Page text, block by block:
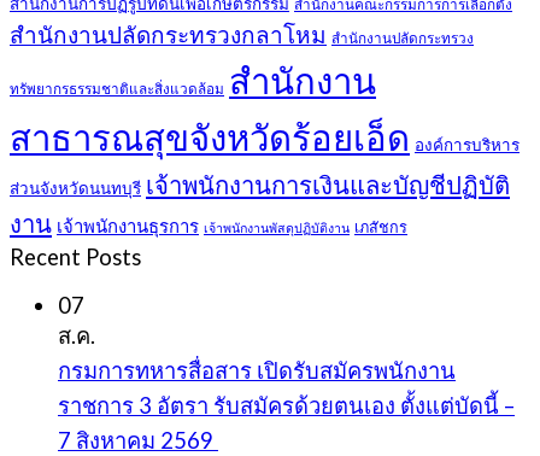
สำนักงานปลัดกระทรวงกลาโหม สำนักงานปลัดกระทรวง
ทรัพยากรธรรมชาติและสิ่งแวดล้อม สำนักงาน
สาธารณสุขจังหวัดร้อยเอ็ด องค์การบริหาร
ส่วนจังหวัดนนทบุรี เจ้าพนักงานการเงินและบัญชีปฏิบัติ
งาน เจ้าพนักงานธุรการ เจ้าพนักงานพัสดุปฏิบัติงาน เภสัชกร
Recent Posts
07
ส.ค.
กรมการทหารสื่อสาร เปิดรับสมัครพนักงาน
ราชการ 3 อัตรา รับสมัครด้วยตนเอง ตั้งแต่บัดนี้ –
7 สิงหาคม 2569